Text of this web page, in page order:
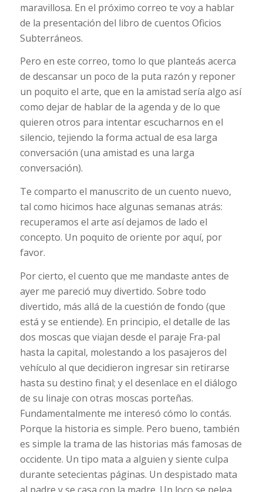
maravillosa. En el próximo correo te voy a hablar
de la presentación del libro de cuentos Oficios
Subterráneos.
Pero en este correo, tomo lo que planteás acerca
de descansar un poco de la puta razón y reponer
un poquito el arte, que en la amistad sería algo así
como dejar de hablar de la agenda y de lo que
quieren otros para intentar escucharnos en el
silencio, tejiendo la forma actual de esa larga
conversación (una amistad es una larga
conversación).
Te comparto el manuscrito de un cuento nuevo,
tal como hicimos hace algunas semanas atrás:
recuperamos el arte así dejamos de lado el
concepto. Un poquito de oriente por aquí, por
favor.
Por cierto, el cuento que me mandaste antes de
ayer me pareció muy divertido. Sobre todo
divertido, más allá de la cuestión de fondo (que
está y se entiende). En principio, el detalle de las
dos moscas que viajan desde el paraje Fra-pal
hasta la capital, molestando a los pasajeros del
vehículo al que decidieron ingresar sin retirarse
hasta su destino final; y el desenlace en el diálogo
de su linaje con otras moscas porteñas.
Fundamentalmente me interesó cómo lo contás.
Porque la historia es simple. Pero bueno, también
es simple la trama de las historias más famosas de
occidente. Un tipo mata a alguien y siente culpa
durante setecientas páginas. Un despistado mata
al padre y se casa con la madre. Un loco se pelea